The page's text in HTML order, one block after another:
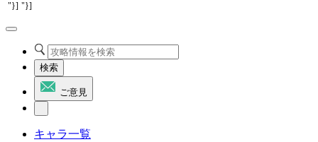
"}] "}]
検索
ご意見
キャラ一覧